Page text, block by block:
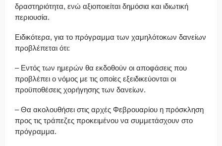
δραστηριότητα, ενώ αξιοποιείται δημόσια και ιδιωτική
περιουσία.
Ειδικότερα, για το πρόγραμμα των χαμηλότοκων δανείων
προβλέπεται ότι:
– Εντός των ημερών θα εκδοθούν οι αποφάσεις που
προβλέπει ο νόμος με τις οποίες εξειδικεύονται οι
προϋποθέσεις χορήγησης των δανείων.
– Θα ακολουθήσει στις αρχές Φεβρουαρίου η πρόσκληση
προς τις τράπεζες προκειμένου να συμμετάσχουν στο
πρόγραμμα.